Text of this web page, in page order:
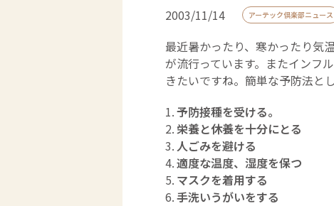
2003/11/14 アーテック倶楽部ニュース
最近暑かったり、寒かったり気
が流行っています。またインフ
きたいですね。簡単な予防法とし
予防接種を受ける。
栄養と休養を十分にとる
人ごみを避ける
適度な温度、湿度を保つ
マスクを着用する
手洗いうがいをする